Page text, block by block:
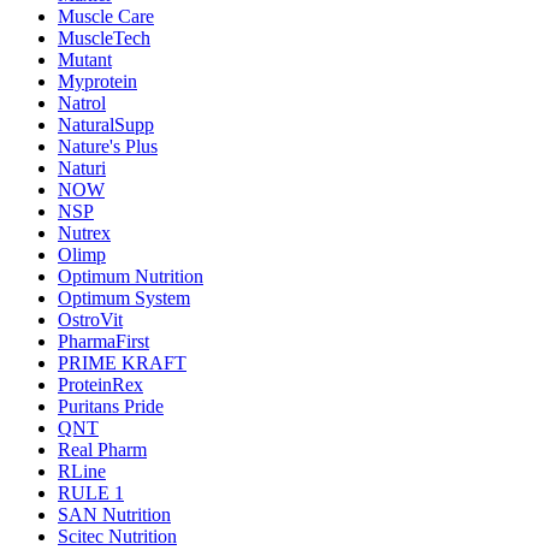
Muscle Care
MuscleTech
Mutant
Myprotein
Natrol
NaturalSupp
Nature's Plus
Naturi
NOW
NSP
Nutrex
Olimp
Optimum Nutrition
Optimum System
OstroVit
PharmaFirst
PRIME KRAFT
ProteinRex
Puritans Pride
QNT
Real Pharm
RLine
RULE 1
SAN Nutrition
Scitec Nutrition